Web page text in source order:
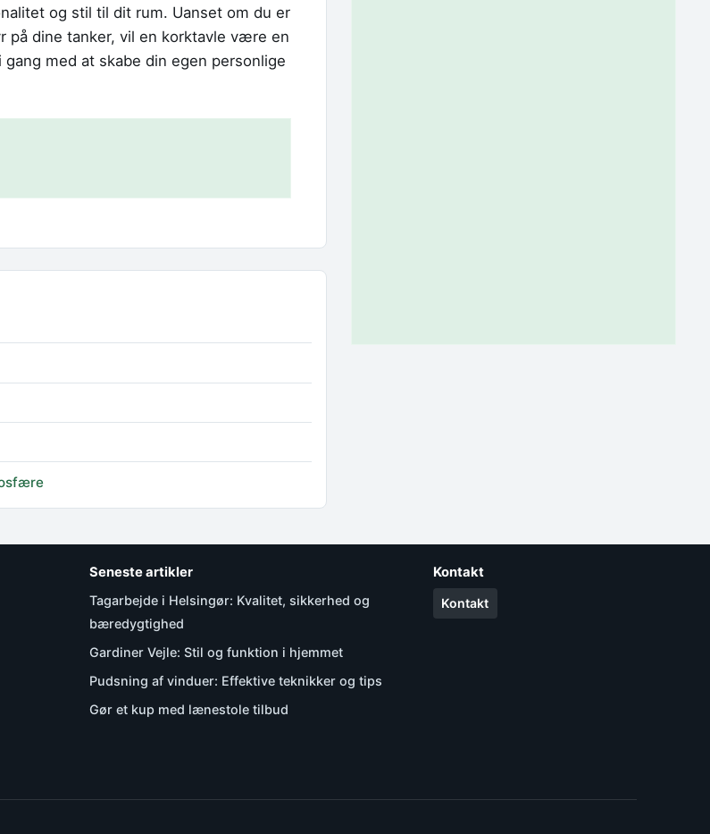
og stil til dit rum. Uanset om du er
på dine tanker, vil en korktavle være en
med at skabe din egen personlige
Seneste artikler
Tagarbejde i Helsingør: Kvalitet, sikkerhed og
bæredygtighed
Gardiner Vejle: Stil og funktion i hjemmet
Pudsning af vinduer: Effektive teknikker og tips
Gør et kup med lænestole tilbud
Kontakt
Kontakt